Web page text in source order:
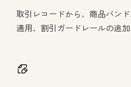
取引レコードから、商品バン
適用、割引ガードレールの追加